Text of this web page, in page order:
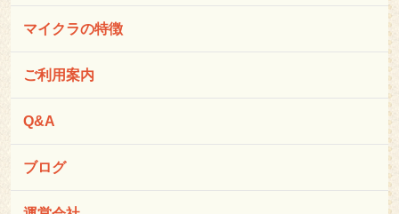
マイクラの特徴
ご利用案内
Q&A
ブログ